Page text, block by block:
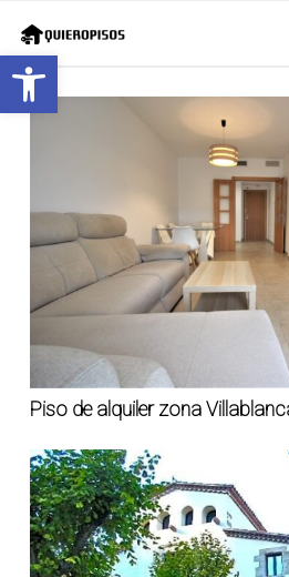
Abrir barra de herramientas
Piso de alquiler zona